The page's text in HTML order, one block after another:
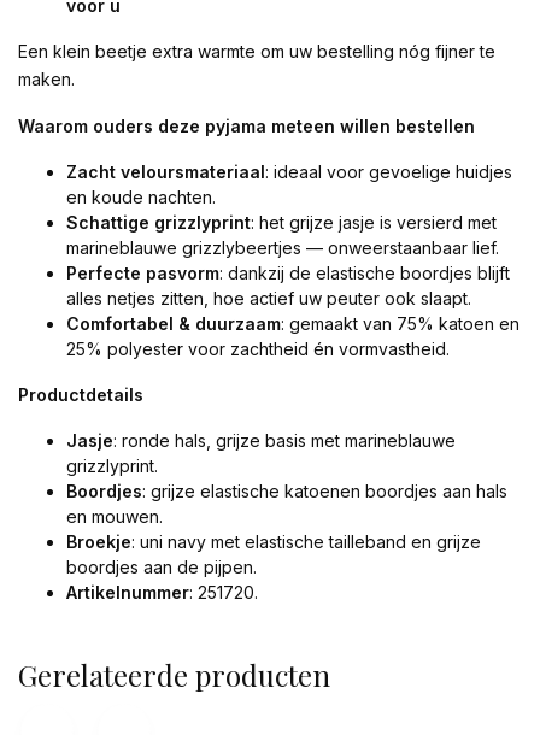
voor u
Een klein beetje extra warmte om uw bestelling nóg fijner te
maken.
Waarom ouders deze pyjama meteen willen bestellen
Zacht veloursmateriaal: ideaal voor gevoelige huidjes
en koude nachten.
Schattige grizzlyprint: het grijze jasje is versierd met
marineblauwe grizzlybeertjes — onweerstaanbaar lief.
Perfecte pasvorm: dankzij de elastische boordjes blijft
alles netjes zitten, hoe actief uw peuter ook slaapt.
Comfortabel & duurzaam: gemaakt van 75% katoen en
25% polyester voor zachtheid én vormvastheid.
Productdetails
Jasje: ronde hals, grijze basis met marineblauwe
grizzlyprint.
Boordjes: grijze elastische katoenen boordjes aan hals
en mouwen.
Broekje: uni navy met elastische tailleband en grijze
boordjes aan de pijpen.
Artikelnummer: 251720.
Gerelateerde producten